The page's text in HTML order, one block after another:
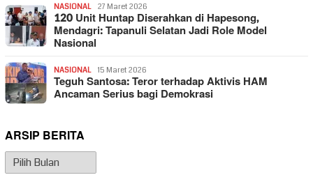
NASIONAL 27 Maret 2026
120 Unit Huntap Diserahkan di Hapesong,
Mendagri: Tapanuli Selatan Jadi Role Model
Nasional
NASIONAL 15 Maret 2026
Teguh Santosa: Teror terhadap Aktivis HAM
Ancaman Serius bagi Demokrasi
ARSIP BERITA
Arsip
Berita